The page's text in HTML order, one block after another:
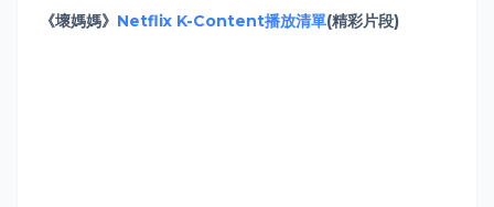
《壞媽媽》 Netflix K-Content播放清單(精彩片段)